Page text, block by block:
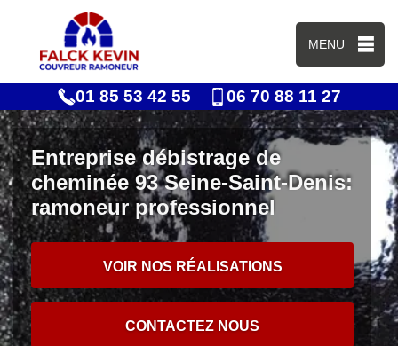
MENU
01 85 53 42 55 06 70 88 11 27
Entreprise débistrage de
cheminée 93 Seine-Saint-Denis:
ramoneur professionnel
VOIR NOS RÉALISATIONS
CONTACTEZ NOUS